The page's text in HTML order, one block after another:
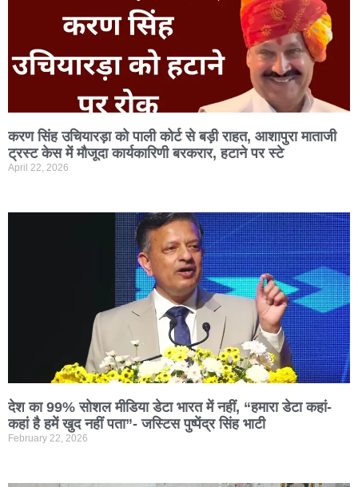
करण सिंह उचियारड़ा को पाली कोर्ट से बड़ी राहत, आशापुरा माताजी
ट्रस्ट केस में मौजूदा कार्यकारिणी बरकरार, हटाने पर स्टे
April 22, 2026
देश का 99% सोशल मीडिया डेटा भारत में नहीं, “हमारा डेटा कहां-
कहां है हमें खुद नहीं पता”- जस्टिस पुष्पेंद्र सिंह भाटी
February 22, 2026